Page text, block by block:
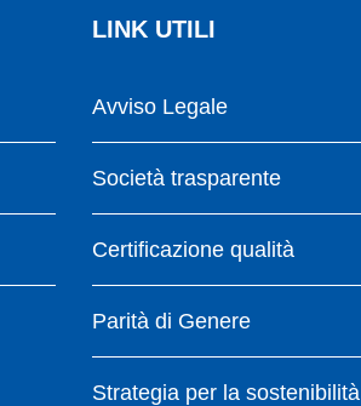
LINK UTILI
Avviso Legale
Società trasparente
Certificazione qualità
Parità di Genere
Strategia per la sostenibilità